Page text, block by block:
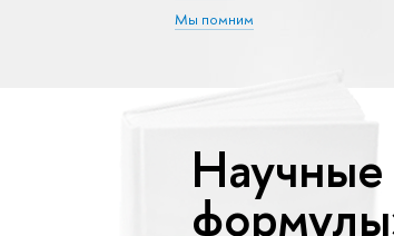
Мы помним